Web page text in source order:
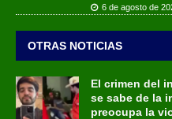
6 de agosto de
OTRAS NOTICIAS
El crimen del
se sabe de la
preocupa la